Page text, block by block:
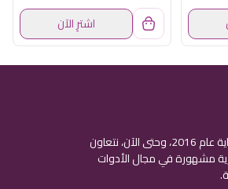
اشترِ الآن
تأسست myhome في البداية عام 2016، وحتى الآن، نتعاون
تجارية مشهورة في مجال الأدوات